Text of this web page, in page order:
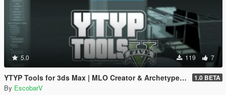
5.0 119 7
YTYP Tools for 3ds Max | MLO Creator & Archetype Creator 1.0 BETA
By EscobarV